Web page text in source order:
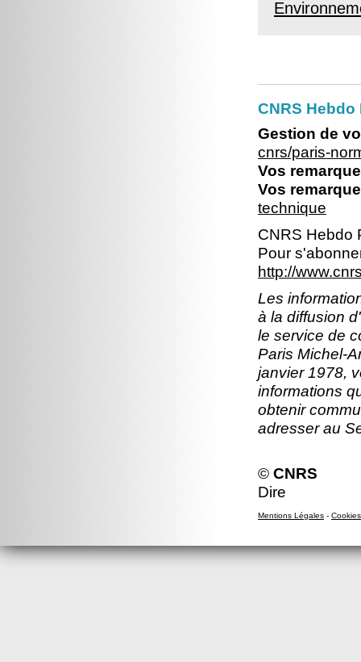
CNRS
Gestion de
cnrs/paris-
Vos
Vos
technique
CNRS Hebdo
Pour
http://
Les
à la diffusion
le service de
Paris Michel-
janvier 1978,
informations
obtenir
adresser au
© CNRS
Dire
Mentions Légales - Cookies